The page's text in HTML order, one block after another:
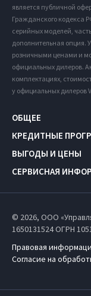
является публичной
Гражданского кодекса
серийных моделей,
дополнительная опция.
розничными ценами и
официальных дилеров.
комплектациях,
у официальных дилеров
ОБЩЕЕ
КРЕДИТНЫЕ
ВЫГОДЫ И ЦЕНЫ
СЕРВИСНАЯ
© 2026, ООО
1650131524ОГРН
Правовая
Согласие на